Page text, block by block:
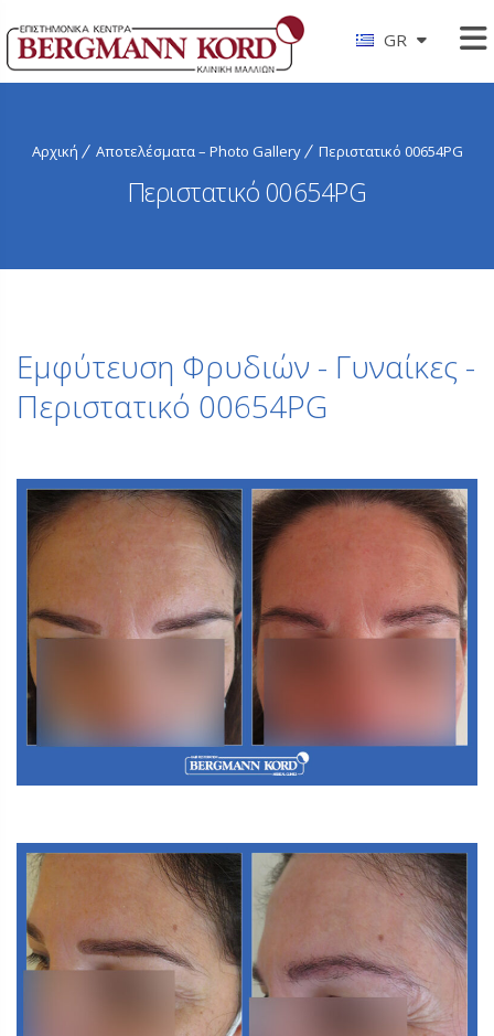
GR
Αρχική Αποτελέσματα – Photo Gallery Περιστατικό 00654PG
Περιστατικό 00654PG
Εμφύτευση Φρυδιών - Γυναίκες -
Περιστατικό 00654PG